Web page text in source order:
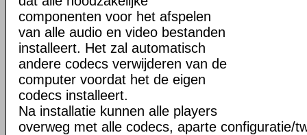
componenten voor het afspelen
van alle audio en video bestanden
installeert. Het zal automatisch
andere codecs verwijderen van de
computer voordat het de eigen
codecs installeert.
Na installatie kunnen alle players
overweg met alle codecs, aparte configuratie/